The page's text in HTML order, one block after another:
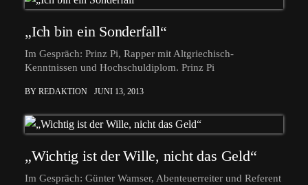
„Ich bin ein Sonderfall“
Im Gespräch: Prinz Pi, Rapper mit Altgriechisch-
Kenntnissen und Hochschuldiplom. Prinz Pi
BY REDAKTION JUNI 13, 2013
„Wichtig ist der Wille, nicht das Geld“
Im Gespräch: Günter Wamser, Abenteuerreiter und Referent